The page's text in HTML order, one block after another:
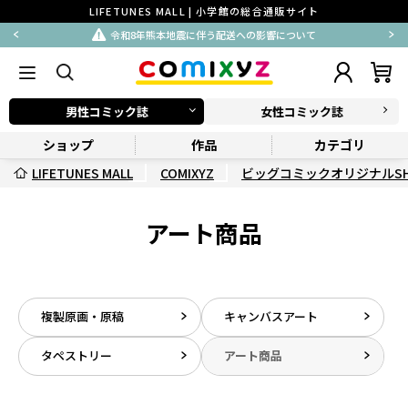
LIFETUNES MALL | 小学館の総合通販サイト
令和8年熊本地震に伴う配送への影響について
男性コミック誌 女性コミック誌
ショップ 作品
カテゴリ
LIFETUNES MALL
COMIXYZ ビッグコミックオリジナル
アート商品
複製原画・原稿 キャンバスアート
タペストリー アート商品